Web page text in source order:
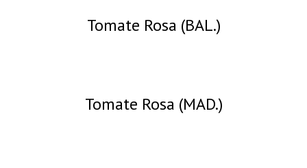
Tomate Rosa (BAL.)
Tomate Rosa (MAD.)